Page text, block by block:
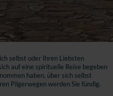
selbst oder Ihren Liebsten
auf eine spirituelle Reise begeben
haben, über sich selbst
Pilgerwegen werden Sie fündig.